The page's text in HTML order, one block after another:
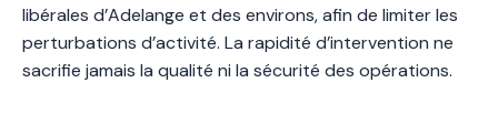
libérales d’Adelange et des environs, afin de limiter les
perturbations d’activité. La rapidité d’intervention ne
sacrifie jamais la qualité ni la sécurité des opérations.